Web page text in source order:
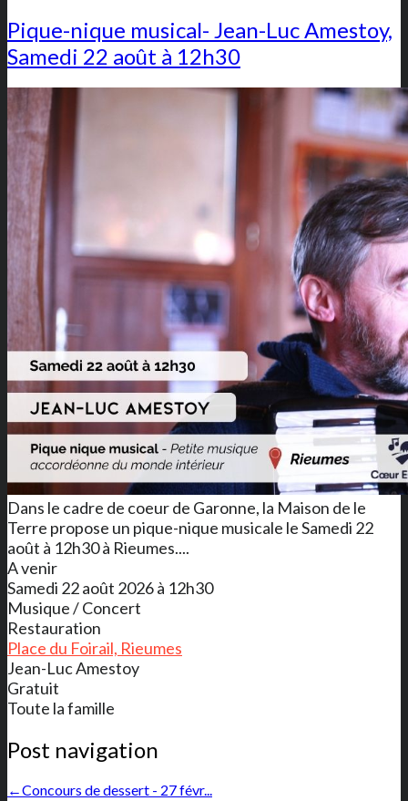
Pique-nique musical- Jean-Luc Amestoy,
Samedi 22 août à 12h30
Dans le cadre de coeur de Garonne, la Maison de le
Terre propose un pique-nique musicale le Samedi 22
août à 12h30 à Rieumes....
A venir
Samedi 22 août 2026 à 12h30
Musique / Concert
Restauration
Place du Foirail, Rieumes
Jean-Luc Amestoy
Gratuit
Toute la famille
Post navigation
←Concours de dessert - 27 févr...